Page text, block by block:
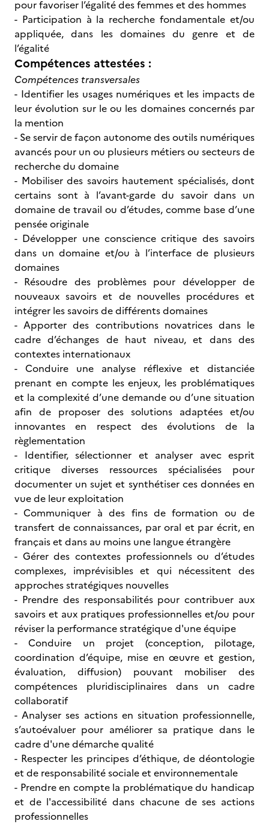
pour favoriser l’égalité des femmes et des hommes
- Participation à la recherche fondamentale et/ou
appliquée, dans les domaines du genre et de
l’égalité
Compétences attestées :
Compétences transversales
- Identifier les usages numériques et les impacts de
leur évolution sur le ou les domaines concernés par
la mention
- Se servir de façon autonome des outils numériques
avancés pour un ou plusieurs métiers ou secteurs de
recherche du domaine
- Mobiliser des savoirs hautement spécialisés, dont
certains sont à l’avant-garde du savoir dans un
domaine de travail ou d’études, comme base d’une
pensée originale
- Développer une conscience critique des savoirs
dans un domaine et/ou à l’interface de plusieurs
domaines
- Résoudre des problèmes pour développer de
nouveaux savoirs et de nouvelles procédures et
intégrer les savoirs de différents domaines
- Apporter des contributions novatrices dans le
cadre d’échanges de haut niveau, et dans des
contextes internationaux
- Conduire une analyse réflexive et distanciée
prenant en compte les enjeux, les problématiques
et la complexité d’une demande ou d’une situation
afin de proposer des solutions adaptées et/ou
innovantes en respect des évolutions de la
règlementation
- Identifier, sélectionner et analyser avec esprit
critique diverses ressources spécialisées pour
documenter un sujet et synthétiser ces données en
vue de leur exploitation
- Communiquer à des fins de formation ou de
transfert de connaissances, par oral et par écrit, en
français et dans au moins une langue étrangère
- Gérer des contextes professionnels ou d’études
complexes, imprévisibles et qui nécessitent des
approches stratégiques nouvelles
- Prendre des responsabilités pour contribuer aux
savoirs et aux pratiques professionnelles et/ou pour
réviser la performance stratégique d'une équipe
- Conduire un projet (conception, pilotage,
coordination d’équipe, mise en œuvre et gestion,
évaluation, diffusion) pouvant mobiliser des
compétences pluridisciplinaires dans un cadre
collaboratif
- Analyser ses actions en situation professionnelle,
s’autoévaluer pour améliorer sa pratique dans le
cadre d'une démarche qualité
- Respecter les principes d’éthique, de déontologie
et de responsabilité sociale et environnementale
- Prendre en compte la problématique du handicap
et de l'accessibilité dans chacune de ses actions
professionnelles